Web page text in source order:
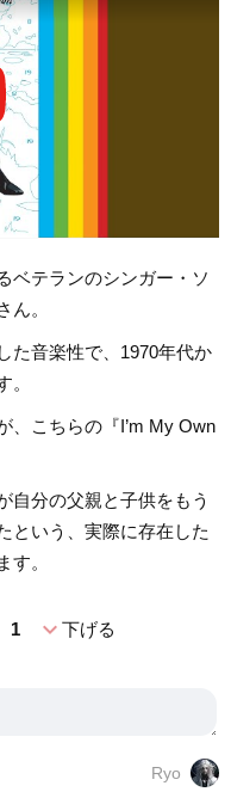
ベテランのシンガー・ソ
ん。
た音楽性で、1970年代か
。
、こちらの『I’m My Own
自分の父親と子供をもう
という、実際に存在した
す。
1 expand_more下げる
Ryo